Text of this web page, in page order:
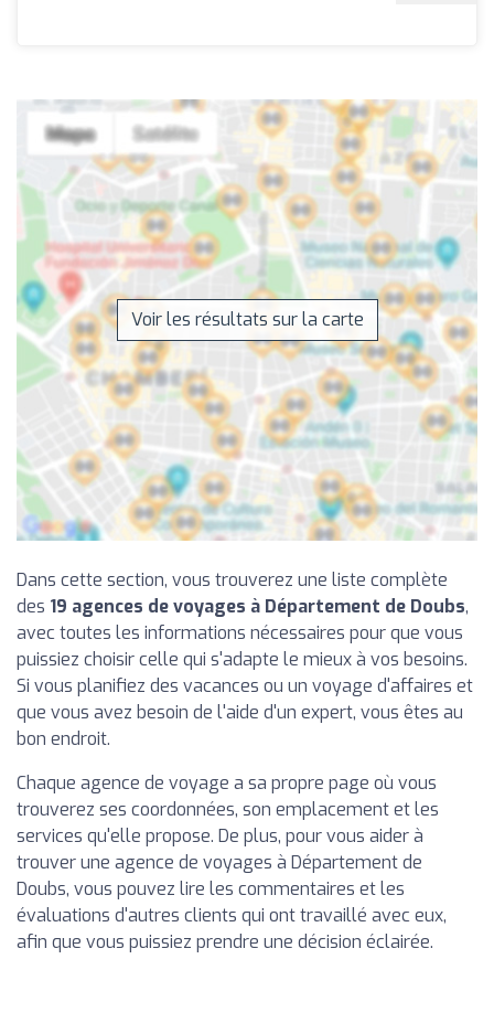
Voir les résultats sur la carte
Dans cette section, vous trouverez une liste complète
des 19 agences de voyages à Département de Doubs,
avec toutes les informations nécessaires pour que vous
puissiez choisir celle qui s'adapte le mieux à vos besoins.
Si vous planifiez des vacances ou un voyage d'affaires et
que vous avez besoin de l'aide d'un expert, vous êtes au
bon endroit.
Chaque agence de voyage a sa propre page où vous
trouverez ses coordonnées, son emplacement et les
services qu'elle propose. De plus, pour vous aider à
trouver une agence de voyages à Département de
Doubs, vous pouvez lire les commentaires et les
évaluations d'autres clients qui ont travaillé avec eux,
afin que vous puissiez prendre une décision éclairée.